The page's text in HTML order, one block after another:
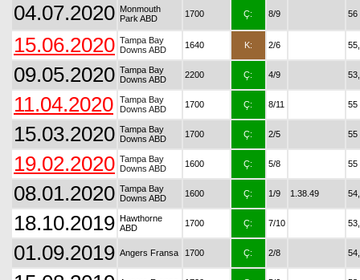
04.07.2020 Monmouth
Park ABD
1700 Ç: 8/9 56
15.06.2020 Tampa Bay
Downs ABD
1640 K: 2/6
09.05.2020 Tampa Bay
Downs ABD
2200 Ç: 4/9
11.04.2020
Tampa Bay
Downs ABD
1700 Ç: 8/11 55
15.03.2020 Tampa Bay
Downs ABD
1700 Ç: 2/5 55
19.02.2020 Tampa Bay
Downs ABD
1600 Ç: 5/8 55
08.01.2020 Tampa Bay
Downs ABD
1600 Ç: 1/9 1.38.49
18.10.2019 Hawthorne
ABD
1700 Ç: 7/10
01.09.2019 Angers Fransa 1700 Ç: 2/8